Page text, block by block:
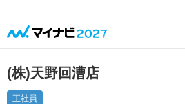
(株)天野回漕店
正社員